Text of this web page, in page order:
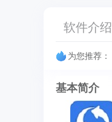
软件介绍
为您推荐：
基本简介